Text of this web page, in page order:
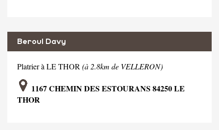
Beroul Davy
Platrier à LE THOR (à 2.8km de VELLERON)
1167 CHEMIN DES ESTOURANS 84250 LE
THOR